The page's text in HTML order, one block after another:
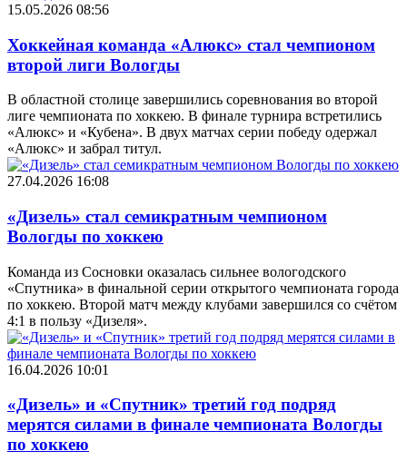
15.05.2026 08:56
Хоккейная команда «Алюкс» стал чемпионом
второй лиги Вологды
В областной столице завершились соревнования во второй
лиге чемпионата по хоккею. В финале турнира встретились
«Алюкс» и «Кубена». В двух матчах серии победу одержал
«Алюкс» и забрал титул.
27.04.2026 16:08
«Дизель» стал семикратным чемпионом
Вологды по хоккею
Команда из Сосновки оказалась сильнее вологодского
«Спутника» в финальной серии открытого чемпионата города
по хоккею. Второй матч между клубами завершился со счётом
4:1 в пользу «Дизеля».
16.04.2026 10:01
«Дизель» и «Спутник» третий год подряд
мерятся силами в финале чемпионата Вологды
по хоккею